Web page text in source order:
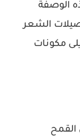
الوصفة
الشعر
مكونات